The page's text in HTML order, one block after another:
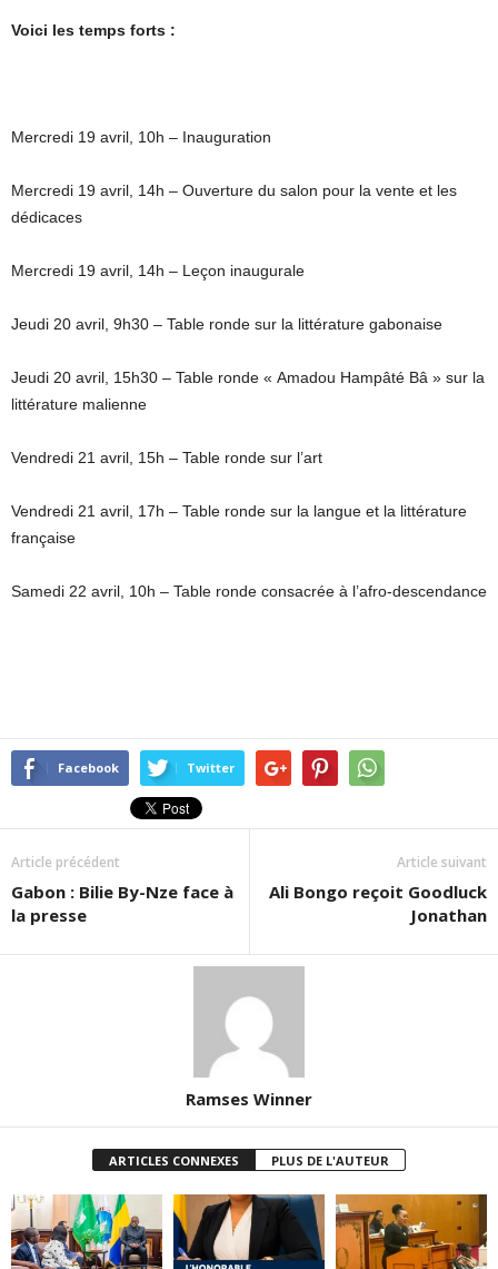
Voici les temps forts :
Mercredi 19 avril, 10h – Inauguration
Mercredi 19 avril, 14h – Ouverture du salon pour la vente et les
dédicaces
Mercredi 19 avril, 14h – Leçon inaugurale
Jeudi 20 avril, 9h30 – Table ronde sur la littérature gabonaise
Jeudi 20 avril, 15h30 – Table ronde « Amadou Hampâté Bâ » sur la
littérature malienne
Vendredi 21 avril, 15h – Table ronde sur l’art
Vendredi 21 avril, 17h – Table ronde sur la langue et la littérature
française
Samedi 22 avril, 10h – Table ronde consacrée à l’afro-descendance
Facebook Twitter
Article précédent
Gabon : Bilie By-Nze face à
la presse
Article suivant
Ali Bongo reçoit Goodluck
Jonathan
Ramses Winner
ARTICLES CONNEXES PLUS DE L'AUTEUR